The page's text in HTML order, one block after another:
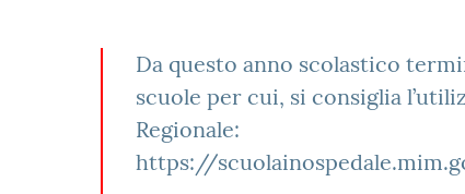
Da questo anno scolastico
scuole per cui, si consiglia
Regionale:
https://